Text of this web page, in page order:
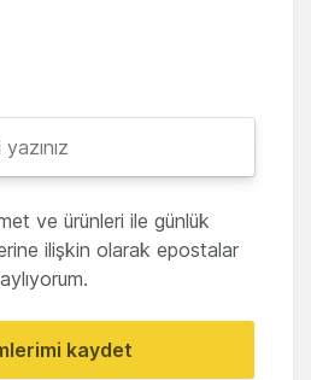
ve ürünleri ile günlük
ilişkin olarak epostalar
kaydet